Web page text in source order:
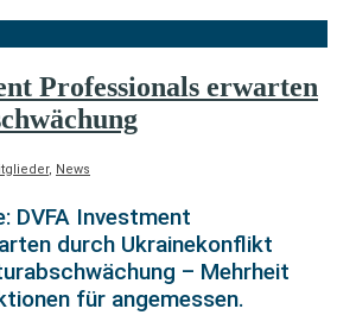
Professionals erwarten
, News
DVFA Investment
durch Ukrainekonflikt
– Mehrheit
für angemessen.